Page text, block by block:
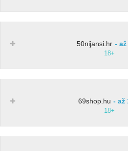
50nijansi.hr až
18+
69shop.hu až
18+